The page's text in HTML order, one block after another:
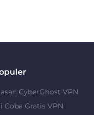
CyberGhost VPN
Coba Gratis VPN